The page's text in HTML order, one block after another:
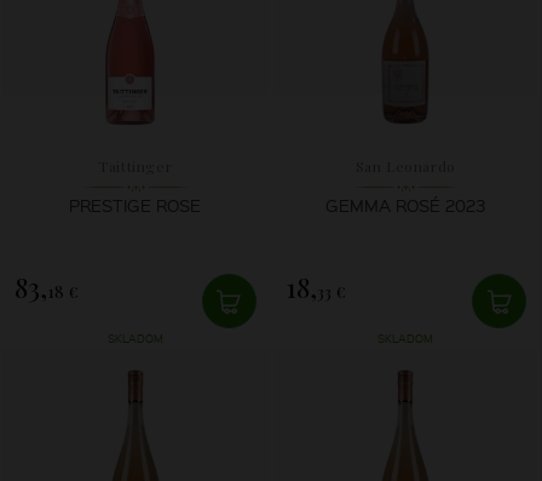
PRESTIGE ROSE
83, 18 €
SKLADOM
GEMMA ROSÉ 2023
18, 33 €
SKLADOM